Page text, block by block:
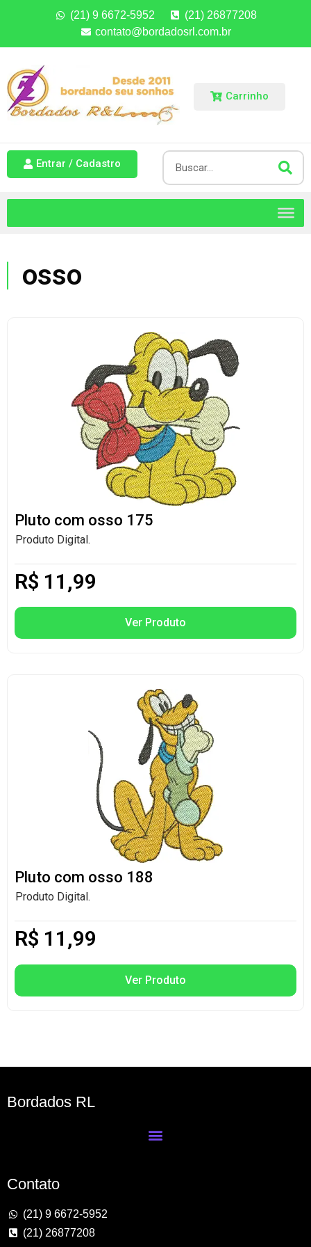
(21) 9 6672-5952
(21) 26877208
contato@bordadosrl.com.br
Carrinho
Entrar / Cadastro
osso
Pluto com osso 175
Produto Digital.
R$ 11,99
Ver Produto
Pluto com osso 188
Produto Digital.
R$ 11,99
Ver Produto
Bordados RL
Contato
(21) 9 6672-5952
(21) 26877208